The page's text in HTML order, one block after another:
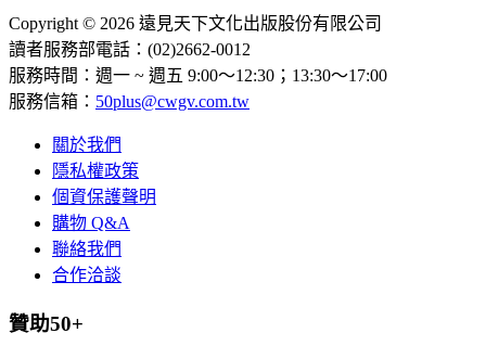
Copyright © 2026 遠見天下文化出版股份有限公司
讀者服務部電話：(02)2662-0012
服務時間：週一 ~ 週五 9:00～12:30；13:30～17:00
服務信箱： 50plus@cwgv.com.tw
關於我們
隱私權政策
個資保護聲明
購物 Q&A
聯絡我們
合作洽談
贊助50+